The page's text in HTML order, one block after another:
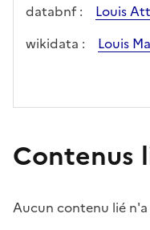
databnf :
Louis
wikidata :
Louis
Contenus
Aucun contenu lié